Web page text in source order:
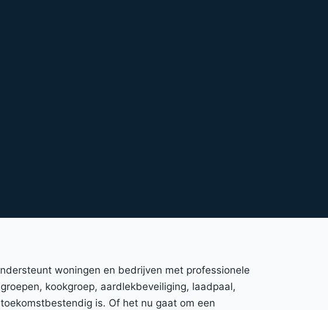
woningen en bedrijven met professionele
kookgroep, aardlekbeveiliging, laadpaal,
is. Of het nu gaat om een